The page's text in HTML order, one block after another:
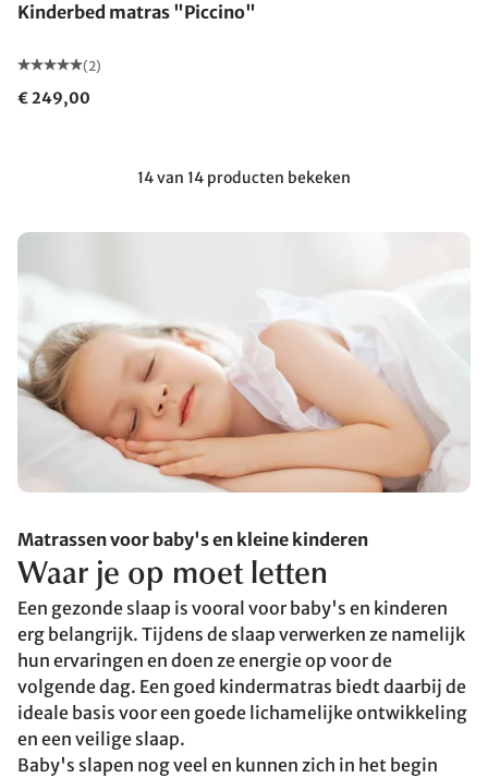
Kinderbed matras "Piccino"
(2)
€ 249,00
14 van 14 producten bekeken
Matrassen voor baby's en kleine kinderen
Waar je op moet letten
Een gezonde slaap is vooral voor baby's en kinderen
erg belangrijk. Tijdens de slaap verwerken ze namelijk
hun ervaringen en doen ze energie op voor de
volgende dag. Een goed kindermatras biedt daarbij de
ideale basis voor een goede lichamelijke ontwikkeling
en een veilige slaap.
Baby's slapen nog veel en kunnen zich in het begin